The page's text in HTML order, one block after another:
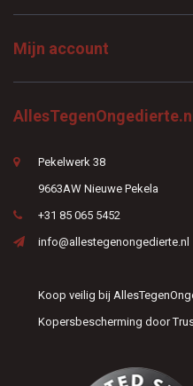
Mijn account
AllesTegenOngedierte.nl
Pekelwerk 38
9663AW Nieuwe Pekela
+31 85 065 5452
info@allestegenongedierte.nl
Koop veilig bij
Kopersbescherming door